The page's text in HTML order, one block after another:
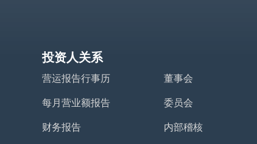
投资人关系
营运报告行事历
每月营业额报告
财务报告
董事会
委员会
内部稽核